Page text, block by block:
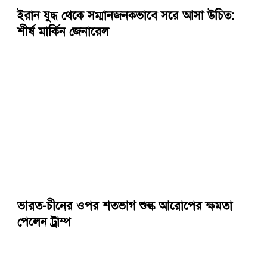
ইরান যুদ্ধ থেকে সম্মানজনকভাবে সরে আসা উচিত:
শীর্ষ মার্কিন জেনারেল
ভারত-চীনের ওপর শতভাগ শুল্ক আরোপের ক্ষমতা
পেলেন ট্রাম্প